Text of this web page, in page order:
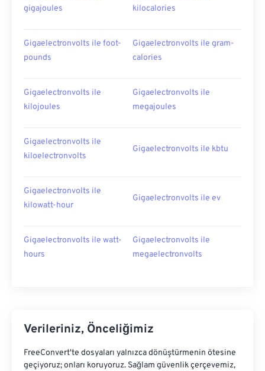
gigajoules
kilocalories
Gigaelectronvolts ile foot-
pounds
Gigaelectronvolts ile gram-
calories
Gigaelectronvolts ile
kilojoules
Gigaelectronvolts ile
megajoules
Gigaelectronvolts ile
kiloelectronvolts
Gigaelectronvolts ile kbtu
Gigaelectronvolts ile
kilowatt-hour
Gigaelectronvolts ile ev
Gigaelectronvolts ile watt-
hours
Gigaelectronvolts ile
megaelectronvolts
Verileriniz, Önceliğimiz
FreeConvert'te dosyaları yalnızca dönüştürmenin ötesine
geçiyoruz; onları koruyoruz. Sağlam güvenlik çerçevemiz,